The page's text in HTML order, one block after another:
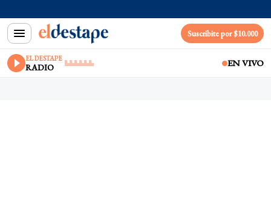
Suscribite por $10.000
EL DESTAPE
RADIO EN VIVO